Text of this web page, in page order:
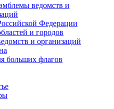
ведомств и
Федерации
и городов
и организаций
больших флагов